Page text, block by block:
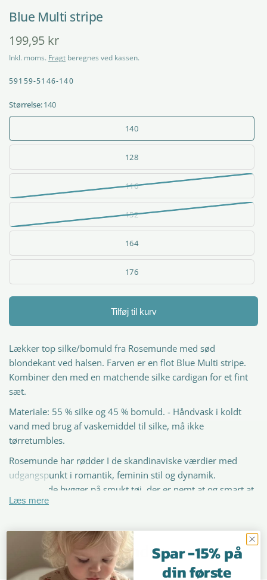
Blue Multi stripe
199,95 kr
Inkl. moms. Fragt beregnes ved kassen.
59159-5146-140
Størrelse:140
140
128
116
152
164
176
Tilføj til kurv
Lækker top silke/bomuld fra Rosemunde med sød
blondekant ved halsen. Farven er en flot Blue Multi stripe.
Kombiner den med en matchende silke cardigan for et fint
sæt.
Materiale: 55 % silke og 45 % bomuld. - Håndvask i koldt
vand med brug af vaskemiddel til silke, må ikke
tørretumbles.
Rosemunde har rødder I de skandinaviske værdier med
udgangspunkt i romantik, feminin stil og dynamik.
Rosemunde bygger på smukt tøj, der er nemt at og smart at
have på. Funktionalitet og femininitet er to vigtige elementer
Hos IsaDisaKids finder du et stort udvalg af gode mærker og
dansk designet børnemode.
Læs mere
Vores skønne kunderSpar -15% på
din første